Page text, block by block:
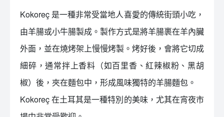
Kokoreç 是一種非常受當地人喜愛的傳統街頭小吃，
由羊腸或小牛腸製成。製作方式是將羊腸裹在羊內臟
外面，並在燒烤架上慢慢烤製。烤好後，會將它切成
細碎，通常拌上香料（如百里香、紅辣椒粉、黑胡
椒）後，夾在麵包中，形成風味獨特的羊腸麵包。
Kokoreç 在土耳其是一種特別的美味，尤其在宵夜市